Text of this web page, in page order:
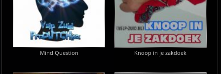
Mind Question Knoop in je zakdoek